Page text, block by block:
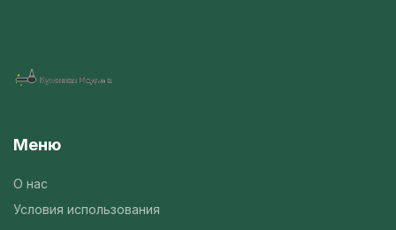
Меню
О нас
Условия использования